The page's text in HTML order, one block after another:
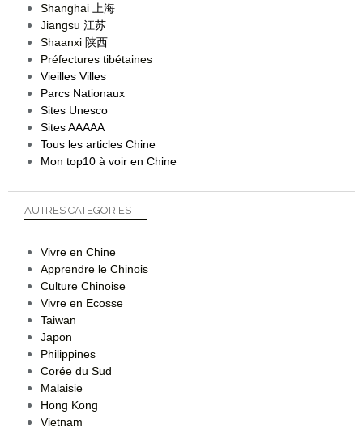
Shanghai 上海
Jiangsu 江苏
Shaanxi 陕西
Préfectures tibétaines
Vieilles Villes
Parcs Nationaux
Sites Unesco
Sites AAAAA
Tous les articles Chine
Mon top10 à voir en Chine
AUTRES CATEGORIES
Vivre en Chine
Apprendre le Chinois
Culture Chinoise
Vivre en Ecosse
Taiwan
Japon
Philippines
Corée du Sud
Malaisie
Hong Kong
Vietnam